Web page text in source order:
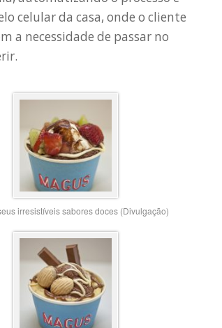
celular da casa, onde o cliente
a necessidade de passar no
irresistíveis sabores doces (Divulgação)